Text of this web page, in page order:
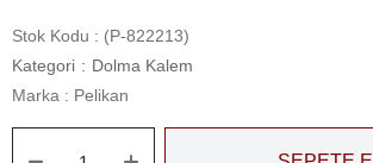
Stok Kodu
(P-822213)
Kategori : Dolma Kalem
Marka : Pelikan